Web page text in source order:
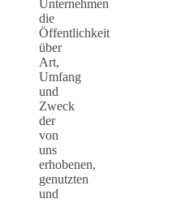
Unternehmen
die
Öffentlichkeit
über
Art,
Umfang
und
Zweck
der
von
uns
erhobenen,
genutzten
und